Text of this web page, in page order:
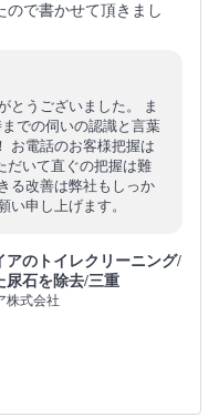
ので書かせて頂きまし
とうございました。 ま
での伺いの認識と言葉
お電話のお客様把握は
だいて直ぐの把握は難
る改善は弊社もしっか
い申し上げます。
アのトイレクリーニング/
尿石を除去/三重
株式会社